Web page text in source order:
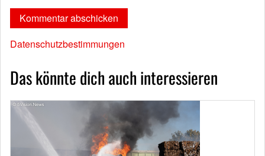
Datenschutzbestimmungen
Das könnte dich auch interessieren